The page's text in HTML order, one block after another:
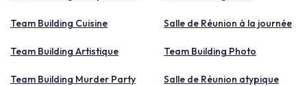
Team Building Cuisine Salle de Réunion à la journée
Team Building Artistique Team Building Photo
Team Building Murder Party Salle de Réunion atypique